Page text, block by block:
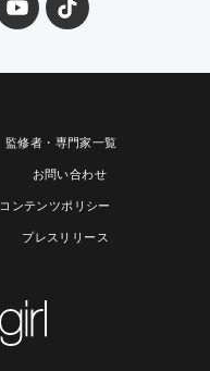
監修者・専門家一覧
お問い合わせ
コンテンツポリシー
プレスリリース